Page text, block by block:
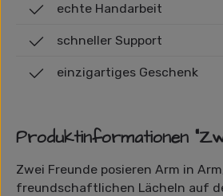
echte Handarbeit
schneller Support
einzigartiges Geschenk
Produktinformationen
Zwei Freunde posieren Arm in
freundschaftlichen Lächeln auf